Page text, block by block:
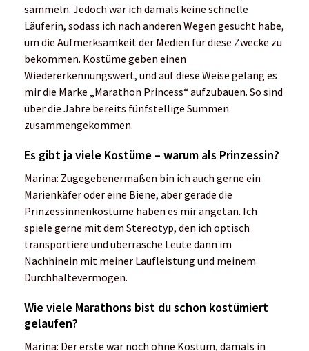
sammeln. Jedoch war ich damals keine schnelle
Läuferin, sodass ich nach anderen Wegen gesucht habe,
um die Aufmerksamkeit der Medien für diese Zwecke zu
bekommen. Kostüme geben einen
Wiedererkennungswert, und auf diese Weise gelang es
mir die Marke „Marathon Princess“ aufzubauen. So sind
über die Jahre bereits fünfstellige Summen
zusammengekommen.
Es gibt ja viele Kostüme – warum als Prinzessin?
Marina: Zugegebenermaßen bin ich auch gerne ein
Marienkäfer oder eine Biene, aber gerade die
Prinzessinnenkostüme haben es mir angetan. Ich
spiele gerne mit dem Stereotyp, den ich optisch
transportiere und überrasche Leute dann im
Nachhinein mit meiner Laufleistung und meinem
Durchhaltevermögen.
Wie viele Marathons bist du schon kostümiert
gelaufen?
Marina: Der erste war noch ohne Kostüm, damals in